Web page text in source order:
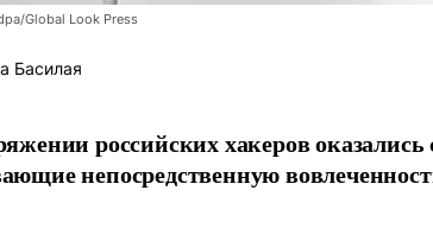
Global Look Press
Басилая
российских хакеров
непосредственную